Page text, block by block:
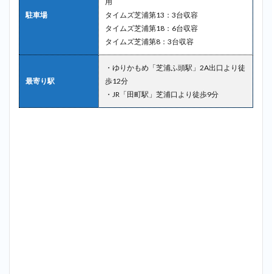
駐車場
タイムズ芝浦第13：3台収容
タイムズ芝浦第18：6台収容
タイムズ芝浦第8：3台収容
最寄り駅
・ゆりかもめ「芝浦ふ頭駅」2A出口より徒
歩12分
・JR「田町駅」芝浦口より徒歩9分